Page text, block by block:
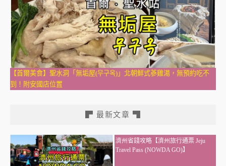
【首爾美食】聖水洞「無垢屋(무구옥)」北朝鮮式蔘雞湯，無預約吃不
到！附安國店位置
▛ 最新文章 ▜
濟州省錢攻略【濟州旅行通票 Jeju
Travel Pass (NOWDA GO)】